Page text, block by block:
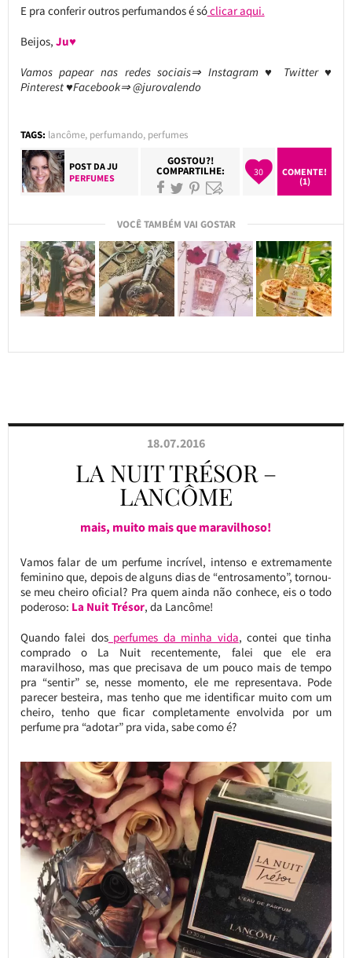
E pra conferir outros perfumandos é sóclicar aqui.
Beijos, Ju♥
Vamos papear nas redes sociais⇒ Instagram ♥ Twitter ♥
Pinterest ♥Facebook⇒ @jurovalendo
TAGS: lancôme, perfumando, perfumes
POST DAJU
PERFUMES
GOSTOU?!
COMPARTILHE: 30
COMENTE!
(1)
VOCÊ TAMBÉM VAI GOSTAR
18.07.2016
LA NUIT TRÉSOR –
LANCÔME
mais, muito mais que maravilhoso!
Vamos falar de um perfume incrível, intenso e extremamente
feminino que, depois de alguns dias de “entrosamento”, tornou-
se meu cheiro oficial? Pra quem ainda não conhece, eis o todo
poderoso: La Nuit Trésor, da Lancôme!
Quando falei dosperfumes da minha vida, contei que tinha
comprado o La Nuit recentemente, falei que ele era
maravilhoso, mas que precisava de um pouco mais de tempo
pra “sentir” se, nesse momento, ele me representava. Pode
parecer besteira, mas tenho que me identificar muito com um
cheiro, tenho que ficar completamente envolvida por um
perfume pra “adotar” pra vida, sabe como é?